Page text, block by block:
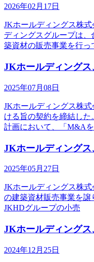
2026年02月17日
JKホールディングス株
ディングスグループは
築資材の販売事業を行
JKホールディング
2025年07月08日
JKホールディングス株
ける旨の契約を締結し
計画において、「M&A
JKホールディング
2025年05月27日
JKホールディングス株式
の建築資材販売事業を
JKHDグループの小売
JKホールディングス
2024年12月25日